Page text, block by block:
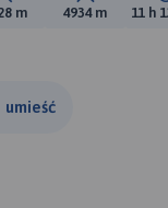
Suma przewyższeń:
m Suma
4934 m 11 h
umieść